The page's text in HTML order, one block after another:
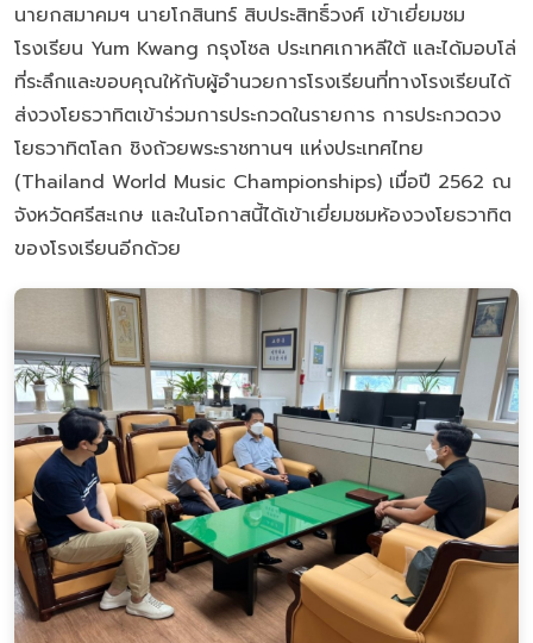
นายกสมาคมฯ นายโกสินทร์ สิบประสิทธิ์วงศ์ เข้าเยี่ยมชม
โรงเรียน Yum Kwang กรุงโซล ประเทศเกาหลีใต้ และได้มอบโล่
ที่ระลึกและขอบคุณให้กับผู้อำนวยการโรงเรียนที่ทางโรงเรียนได้
ส่งวงโยธวาทิตเข้าร่วมการประกวดในรายการ การประกวดวง
โยธวาทิตโลก ชิงถ้วยพระราชทานฯ แห่งประเทศไทย
(Thailand World Music Championships) เมื่อปี 2562 ณ
จังหวัดศรีสะเกษ และในโอกาสนี้ได้เข้าเยี่ยมชมห้องวงโยธวาทิต
ของโรงเรียนอีกด้วย